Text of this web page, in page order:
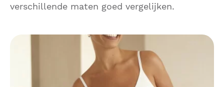
verschillende maten goed vergelijken.